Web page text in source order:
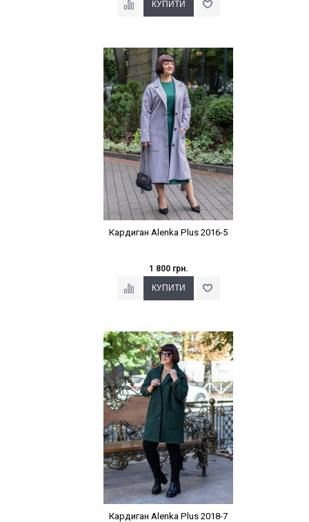
Наклейки Варіант з %
Кардиган Alenka Plus 2016-5
1 800 грн.
Наклейки Варіант з %
Кардиган Alenka Plus 2018-7